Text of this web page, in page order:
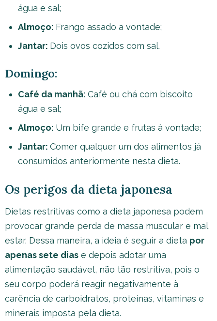
água e sal;
Almoço: Frango assado a vontade;
Jantar: Dois ovos cozidos com sal.
Domingo:
Café da manhã: Café ou chá com biscoito
água e sal;
Almoço: Um bife grande e frutas à vontade;
Jantar: Comer qualquer um dos alimentos já
consumidos anteriormente nesta dieta.
Os perigos da dieta japonesa
Dietas restritivas como a dieta japonesa podem
provocar grande perda de massa muscular e mal
estar. Dessa maneira, a ideia é seguir a dieta por
apenas sete dias e depois adotar uma
alimentação saudável, não tão restritiva, pois o
seu corpo poderá reagir negativamente à
carência de carboidratos, proteínas, vitaminas e
minerais imposta pela dieta.